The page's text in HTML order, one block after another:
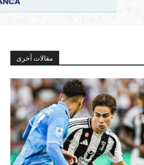
مقالات أخرى